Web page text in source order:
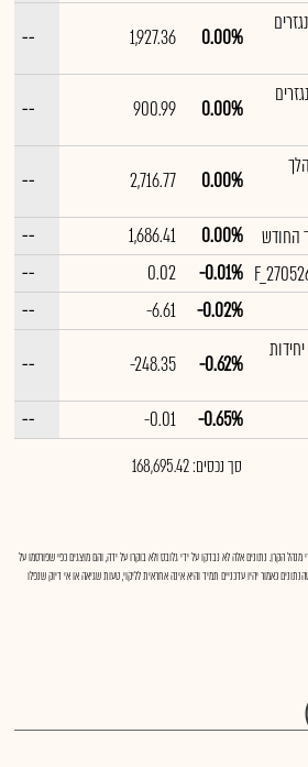
0.00%
1,927.36
--
0.00%
900.99
--
0.00%
2,716.77
--
החודש 0.00%
1,686.41
--
-0.01%
0.02
--
-0.02%
-6.61
--
-0.62%
-248.35
--
-0.65%
-0.01
--
סך נכסים: 168,695.42
הקרן. נתונים אלה לא נבדקו על ידי גלובס ולא בוקרו על ידה, והם מוצגים כפי שפורסמו על
כאמור יהיו עדכניים תמיד והיא אינה אחראית לליקוי, טעות שגיאה או אי דיוק שנפלו